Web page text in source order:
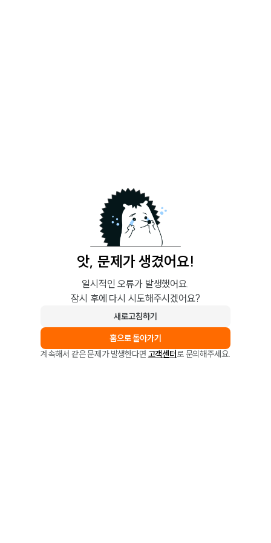
앗, 문제가 생겼어요!
일시적인 오류가 발생했어요.
잠시 후에 다시 시도해주시겠어요?
새로고침하기
홈으로 돌아가기
계속해서 같은 문제가 발생한다면 고객센터로 문의해주세요.